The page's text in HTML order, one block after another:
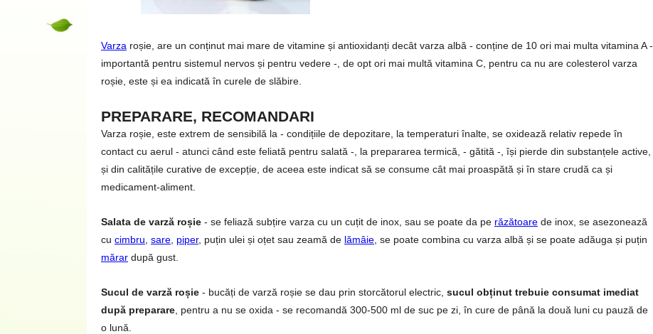
Varza roșie, are un conținut mai mare de vitamine și antioxidanți decât varza albă - conține de 10 ori mai multa vitamina A -
importantă pentru sistemul nervos și pentru vedere -, de opt ori mai multă vitamina C, pentru ca nu are colesterol varza
roșie, este și ea indicată în curele de slăbire.
PREPARARE, RECOMANDARI
Varza roșie, este extrem de sensibilă la - condițiile de depozitare, la temperaturi înalte, se oxidează relativ repede în
contact cu aerul - atunci când este feliată pentru salată -, la prepararea termică, - gătită -, își pierde din substanțele active,
și din calitățile curative de excepție, de aceea este indicat să se consume cât mai proaspătă și în stare crudă ca și
medicament-aliment.
Salata de varză roșie - se feliază subțire varza cu un cuțit de inox, sau se poate da pe răzătoare de inox, se asezonează
cu cimbru sare piper, puțin ulei și oțet sau zeamă de lămâie , se poate combina cu varza albă și se poate adăuga și puțin
mărar după gust.
Sucul de varză roșie - bucăți de varză roșie se dau prin storcătorul electric, sucul obținut trebuie consumat imediat
după preparare , pentru a nu se oxida - se recomandă 300-500 ml de suc pe zi, în cure de până la două luni cu pauză de
o lună.